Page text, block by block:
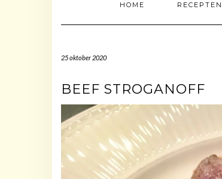
HOME RECEPTEN
25 oktober 2020
BEEF STROGANOFF